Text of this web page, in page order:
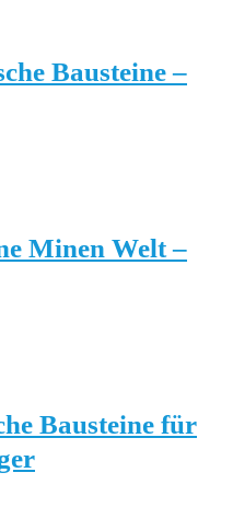
Bausteine –
Minen Welt –
Bausteine für